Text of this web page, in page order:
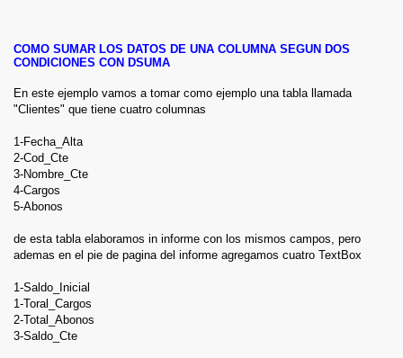
COMO SUMAR LOS DATOS DE UNA COLUMNA SEGUN DOS
CONDICIONES CON DSUMA
En este ejemplo vamos a tomar como ejemplo una tabla llamada
"Clientes" que tiene cuatro columnas
1-Fecha_Alta
2-Cod_Cte
3-Nombre_Cte
4-Cargos
5-Abonos
de esta tabla elaboramos in informe con los mismos campos, pero
ademas en el pie de pagina del informe agregamos cuatro TextBox
1-Saldo_Inicial
1-Toral_Cargos
2-Total_Abonos
3-Saldo_Cte